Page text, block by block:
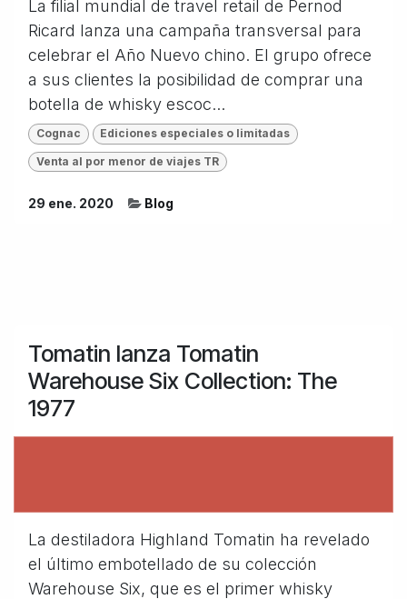
La filial mundial de travel retail de Pernod
Ricard lanza una campaña transversal para
celebrar el Año Nuevo chino. El grupo ofrece
a sus clientes la posibilidad de comprar una
botella de whisky escoc...
Cognac Ediciones especiales o limitadas
Venta al por menor de viajes TR
29 ene. 2020 Blog
Tomatin lanza Tomatin
Warehouse Six Collection: The
1977
La destiladora Highland Tomatin ha revelado
el último embotellado de su colección
Warehouse Six, que es el primer whisky